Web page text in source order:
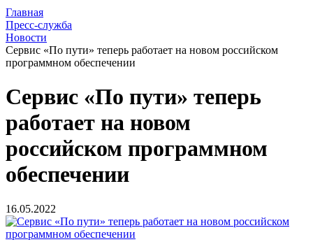
Главная
Пресс-служба
Новости
Сервис «По пути» теперь работает на новом российском
программном обеспечении
Сервис «По пути» теперь
работает на новом
российском программном
обеспечении
16.05.2022